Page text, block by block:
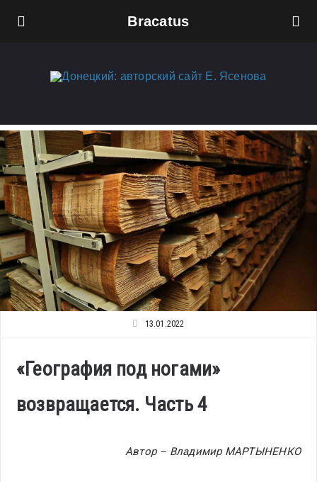
Bracatus
13.01.2022
«География под ногами»
возвращается. Часть 4
Автор – Владимир МАРТЫНЕНКО